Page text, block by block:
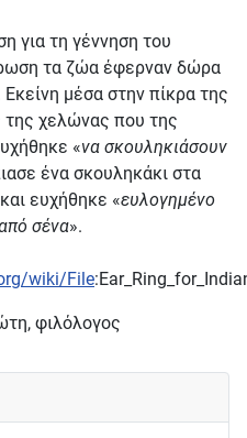
για τη γέννηση του
τα ζώα έφερναν δώρα
μέσα στην πίκρα της
χελώνας που της
«να σκουληκιάσουν
ένα σκουληκάκι στα
ευχήθηκε «ευλογημένο
σένα».
wiki/File
φιλόλογος